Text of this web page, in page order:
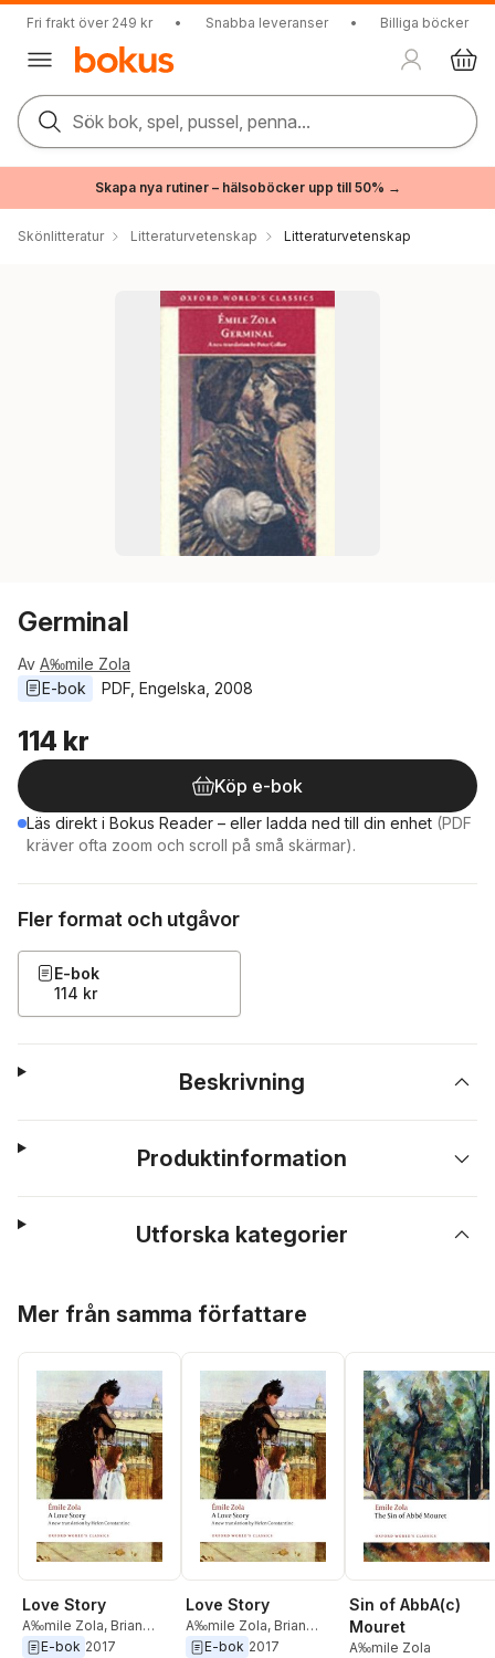
Fri frakt över 249 kr • Snabba leveranser • Billiga böcker
Sök bok, spel, pussel, penna...
Skapa nya rutiner – hälsoböcker upp till 50% →
Skönlitteratur Litteraturvetenskap Litteraturvetenskap
Germinal
Av A‰mile Zola
E-bok
PDF Engelska 2008
114 kr
Köp e-bok
Läs direkt i Bokus Reader – eller ladda ned till din enhet (PDF
kräver ofta zoom och scroll på små skärmar).
Fler format och utgåvor
E-bok
114 kr
Beskrivning
Produktinformation
Utforska kategorier
Mer från samma författare
Love Story
A‰mile Zola, Brian
Nelson
E-bok 2017
Love Story
A‰mile Zola, Brian
Nelson
E-bok 2017
Sin of AbbA(c)
Mouret
A‰mile Zola